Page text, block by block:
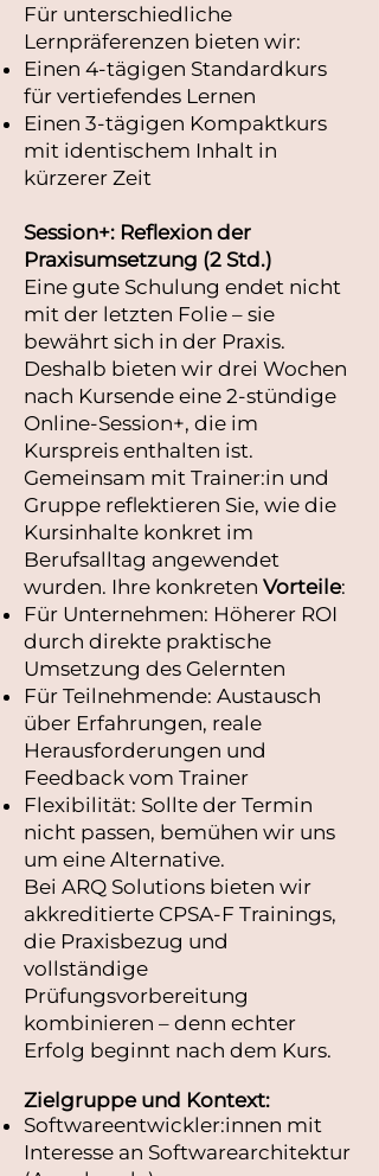
Für unterschiedliche
Lernpräferenzen bieten wir:
Einen 4-tägigen Standardkurs
für vertiefendes Lernen
Einen 3-tägigen Kompaktkurs
mit identischem Inhalt in
kürzerer Zeit
Session+: Reflexion der
Praxisumsetzung (2 Std.)
Eine gute Schulung endet nicht
mit der letzten Folie – sie
bewährt sich in der Praxis.
Deshalb bieten wir drei Wochen
nach Kursende eine 2-stündige
Online-Session+, die im
Kurspreis enthalten ist.
Gemeinsam mit Trainer:in und
Gruppe reflektieren Sie, wie die
Kursinhalte konkret im
Berufsalltag angewendet
wurden. Ihre konkreten Vorteile:
Für Unternehmen: Höherer ROI
durch direkte praktische
Umsetzung des Gelernten
Für Teilnehmende: Austausch
über Erfahrungen, reale
Herausforderungen und
Feedback vom Trainer
Flexibilität: Sollte der Termin
nicht passen, bemühen wir uns
um eine Alternative.
Bei ARQ Solutions bieten wir
akkreditierte CPSA‑F Trainings,
die Praxisbezug und
vollständige
Prüfungsvorbereitung
kombinieren – denn echter
Erfolg beginnt nach dem Kurs.
Zielgruppe und Kontext:
Softwareentwickler:innen mit
Interesse an Softwarearchitektur